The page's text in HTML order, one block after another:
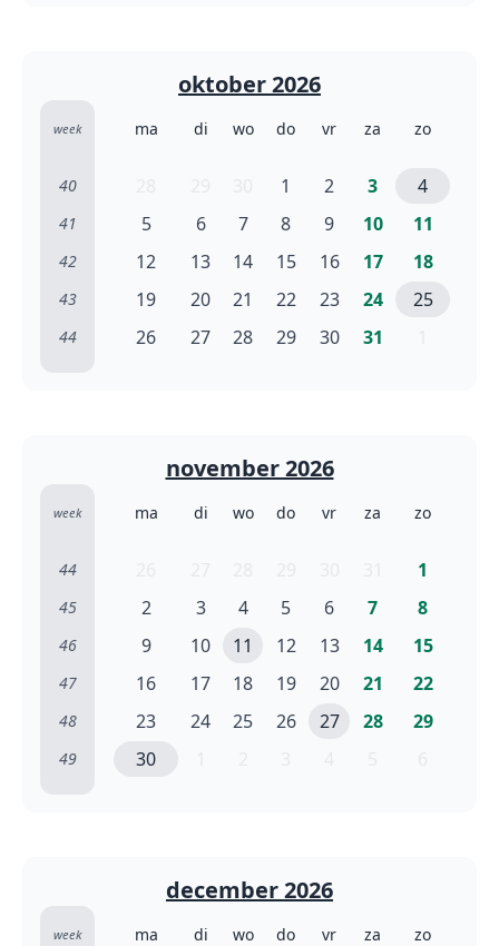
oktober 2026
week ma di wo do vr za zo
40 1 2 3 4
41 5 6 7 8 9 10 11
42 12 13 14 15 16 17 18
43 19 20 21 22 23 24 25
44 26 27 28 29 30 31
november 2026
week ma di wo do vr za zo
44 1
45 2 3 4 5 6 7 8
46 9 10 11 12 13 14 15
47 16 17 18 19 20 21 22
48 23 24 25 26 27 28 29
49 30
december 2026
week ma di wo do vr za zo